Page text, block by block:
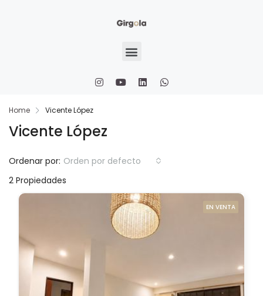
Home Vicente López
Vicente López
2 Propiedades
Ordenar por: Orden por defecto
EN VENTA